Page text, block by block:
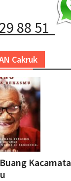
88 51
Cakruk
Kacamata